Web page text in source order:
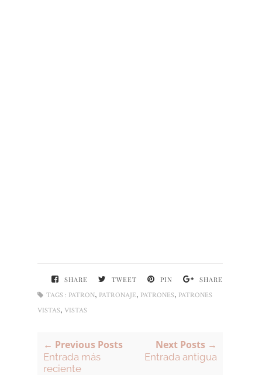
SHARE TWEET PIN
SHARE
TAGS : PATRON, PATRONAJE, PATRONES, PATRONES
VISTAS, VISTAS
← Previous Posts
Entrada más
reciente
Next Posts →
Entrada antigua